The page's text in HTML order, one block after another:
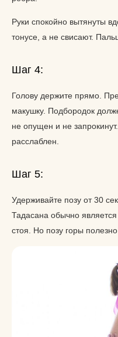
Руки спокойно вытянуты
тонусе, а не свисают.
Шаг 4:
Голову держите прямо.
макушку. Подбородок
не опущен и не
расслаблен.
Шаг 5:
Удерживайте позу от 30
Тадасана обычно
стоя. Но позу горы